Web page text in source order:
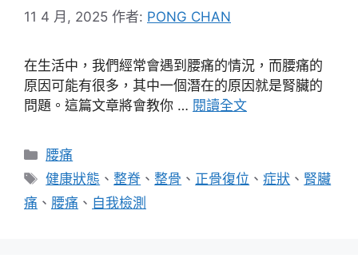
11 4 月, 2025 作者: PONG CHAN
在生活中，我們經常會遇到腰痛的情況，而腰痛的
原因可能有很多，其中一個潛在的原因就是腎臟的
問題。這篇文章將會教你 … 閱讀全文
分
類
腰痛
標
籤
健康狀態 、整脊 、整骨 、 正骨復位 、症狀 、 腎臟
痛 、 腰痛 、 自我檢測